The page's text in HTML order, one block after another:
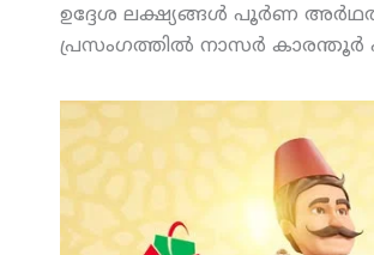
ഉദ്ദേശ ലക്ഷ്യങ്ങള്‍ പൂര്‍ണ
പ്രസംഗത്തില്‍ നാസര്‍